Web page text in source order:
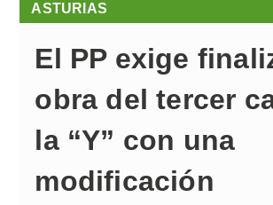
ASTURIAS
El PP exige
obra del tercer
la “Y” con una
modificación